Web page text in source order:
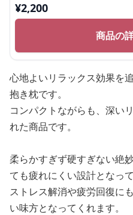
¥2,200
商品の
心地よいリラックス効果を
抱き枕です。
コンパクトながらも、深い
れた商品です。
柔らかすぎず硬すぎない絶
ても疲れにくい設計となって
ストレス解消や疲労回復に
い味方となってくれます。